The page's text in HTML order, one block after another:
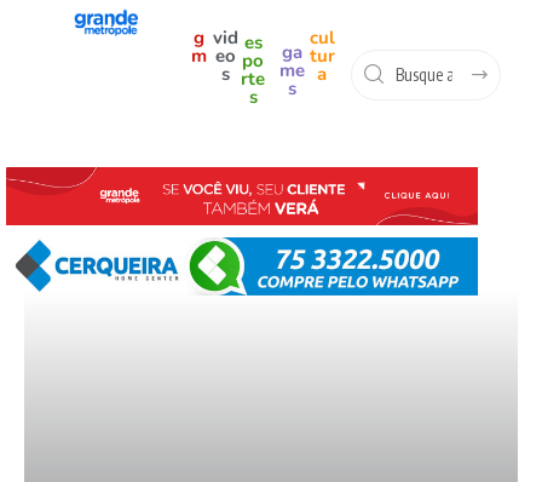
g
m
vid
eo
s
es
po
rte
s
ga
me
s
cul
tur
a